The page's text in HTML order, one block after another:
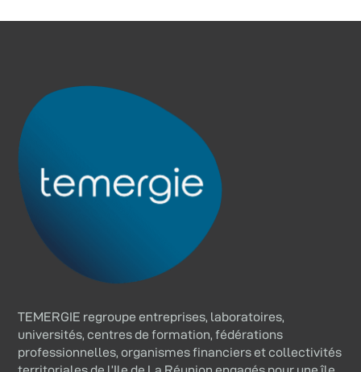
TEMERGIE regroupe entreprises, laboratoires,
universités, centres de formation, fédérations
professionnelles, organismes financiers et collectivités